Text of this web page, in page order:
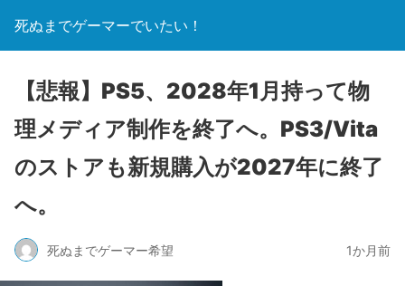
死ぬまでゲーマーでいたい！
【悲報】PS5、2028年1月持って物
理メディア制作を終了へ。PS3/Vita
のストアも新規購入が2027年に終了
へ。
死ぬまでゲーマー希望 1か月前